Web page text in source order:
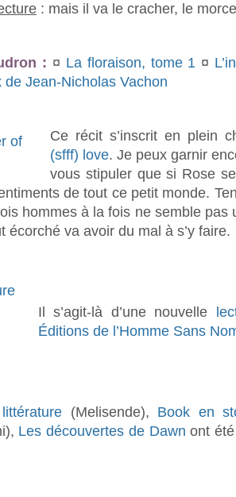
: mais il va le cracher, le
: ¤ La floraison, tome 1 ¤
de Jean-Nicholas Vachon
Ce récit s’inscrit en plein
(sfff) love. Je peux garnir
vous stipuler que si Rose
de tout ce petit monde.
hommes à la fois ne semble pas
va avoir du mal à s’y faire.
Il s’agit-là d’une nouvelle
Éditions de l’Homme Sans
(Melisende), Book en
Les découvertes de Dawn ont